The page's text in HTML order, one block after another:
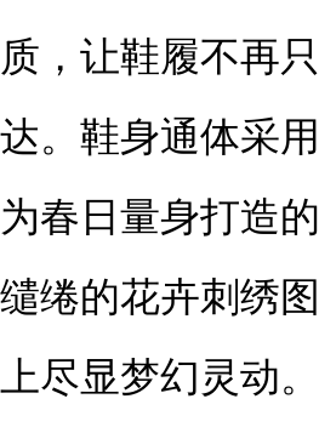
，让鞋履不再
。鞋身通体采
春日量身打造
绻的花卉刺绣
尽显梦幻灵动